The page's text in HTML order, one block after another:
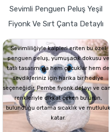
Sevimli Penguen Peluş Yeşil
Fiyonk Ve Sırt Çanta Detaylı
Sevimliliğiyle kalpleri eriten bu özel
penguen peluş, yumuşacık dokusu ve
tatlı tasarımıyla hem çocuklar hem de
sevdikleriniz için harika bir hediye
seçeneğidir. Pembe fiyonk detayı ve
renkleriyle dikkat çeken bu ürün,
bulunduğu ortama sıcaklık ve mutluluk
katar.